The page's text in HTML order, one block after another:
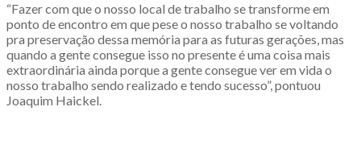
“Fazer com que o nosso local de trabalho se transforme em
ponto de encontro em que pese o nosso trabalho se voltando
pra preservação dessa memória para as futuras gerações, mas
quando a gente consegue isso no presente é uma coisa mais
extraordinária ainda porque a gente consegue ver em vida o
nosso trabalho sendo realizado e tendo sucesso”, pontuou
Joaquim Haickel.